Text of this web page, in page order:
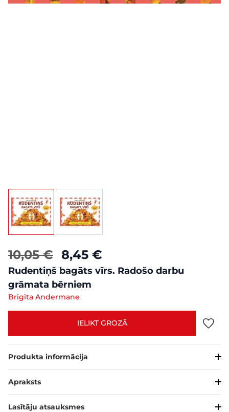
View larger imageView larger image
10,05 € 8,45 €
Rudentiņš bagāts vīrs. Radošo darbu
grāmata bērniem
Brigita Andermane
IELIKT GROZĀ
Produkta informācija
Apraksts
Lasītāju atsauksmes